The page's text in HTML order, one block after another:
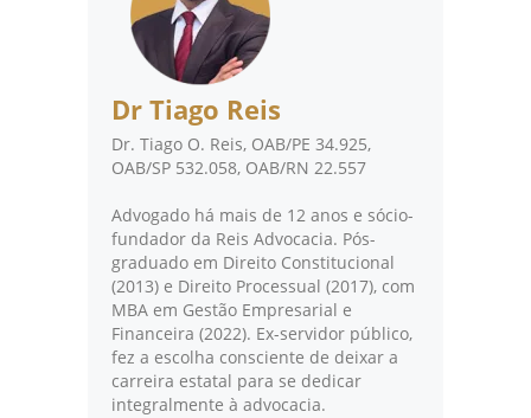
Dr Tiago Reis
Dr. Tiago O. Reis, OAB/PE 34.925,
OAB/SP 532.058, OAB/RN 22.557
Advogado há mais de 12 anos e sócio-
fundador da Reis Advocacia. Pós-
graduado em Direito Constitucional
(2013) e Direito Processual (2017), com
MBA em Gestão Empresarial e
Financeira (2022). Ex-servidor público,
fez a escolha consciente de deixar a
carreira estatal para se dedicar
integralmente à advocacia.